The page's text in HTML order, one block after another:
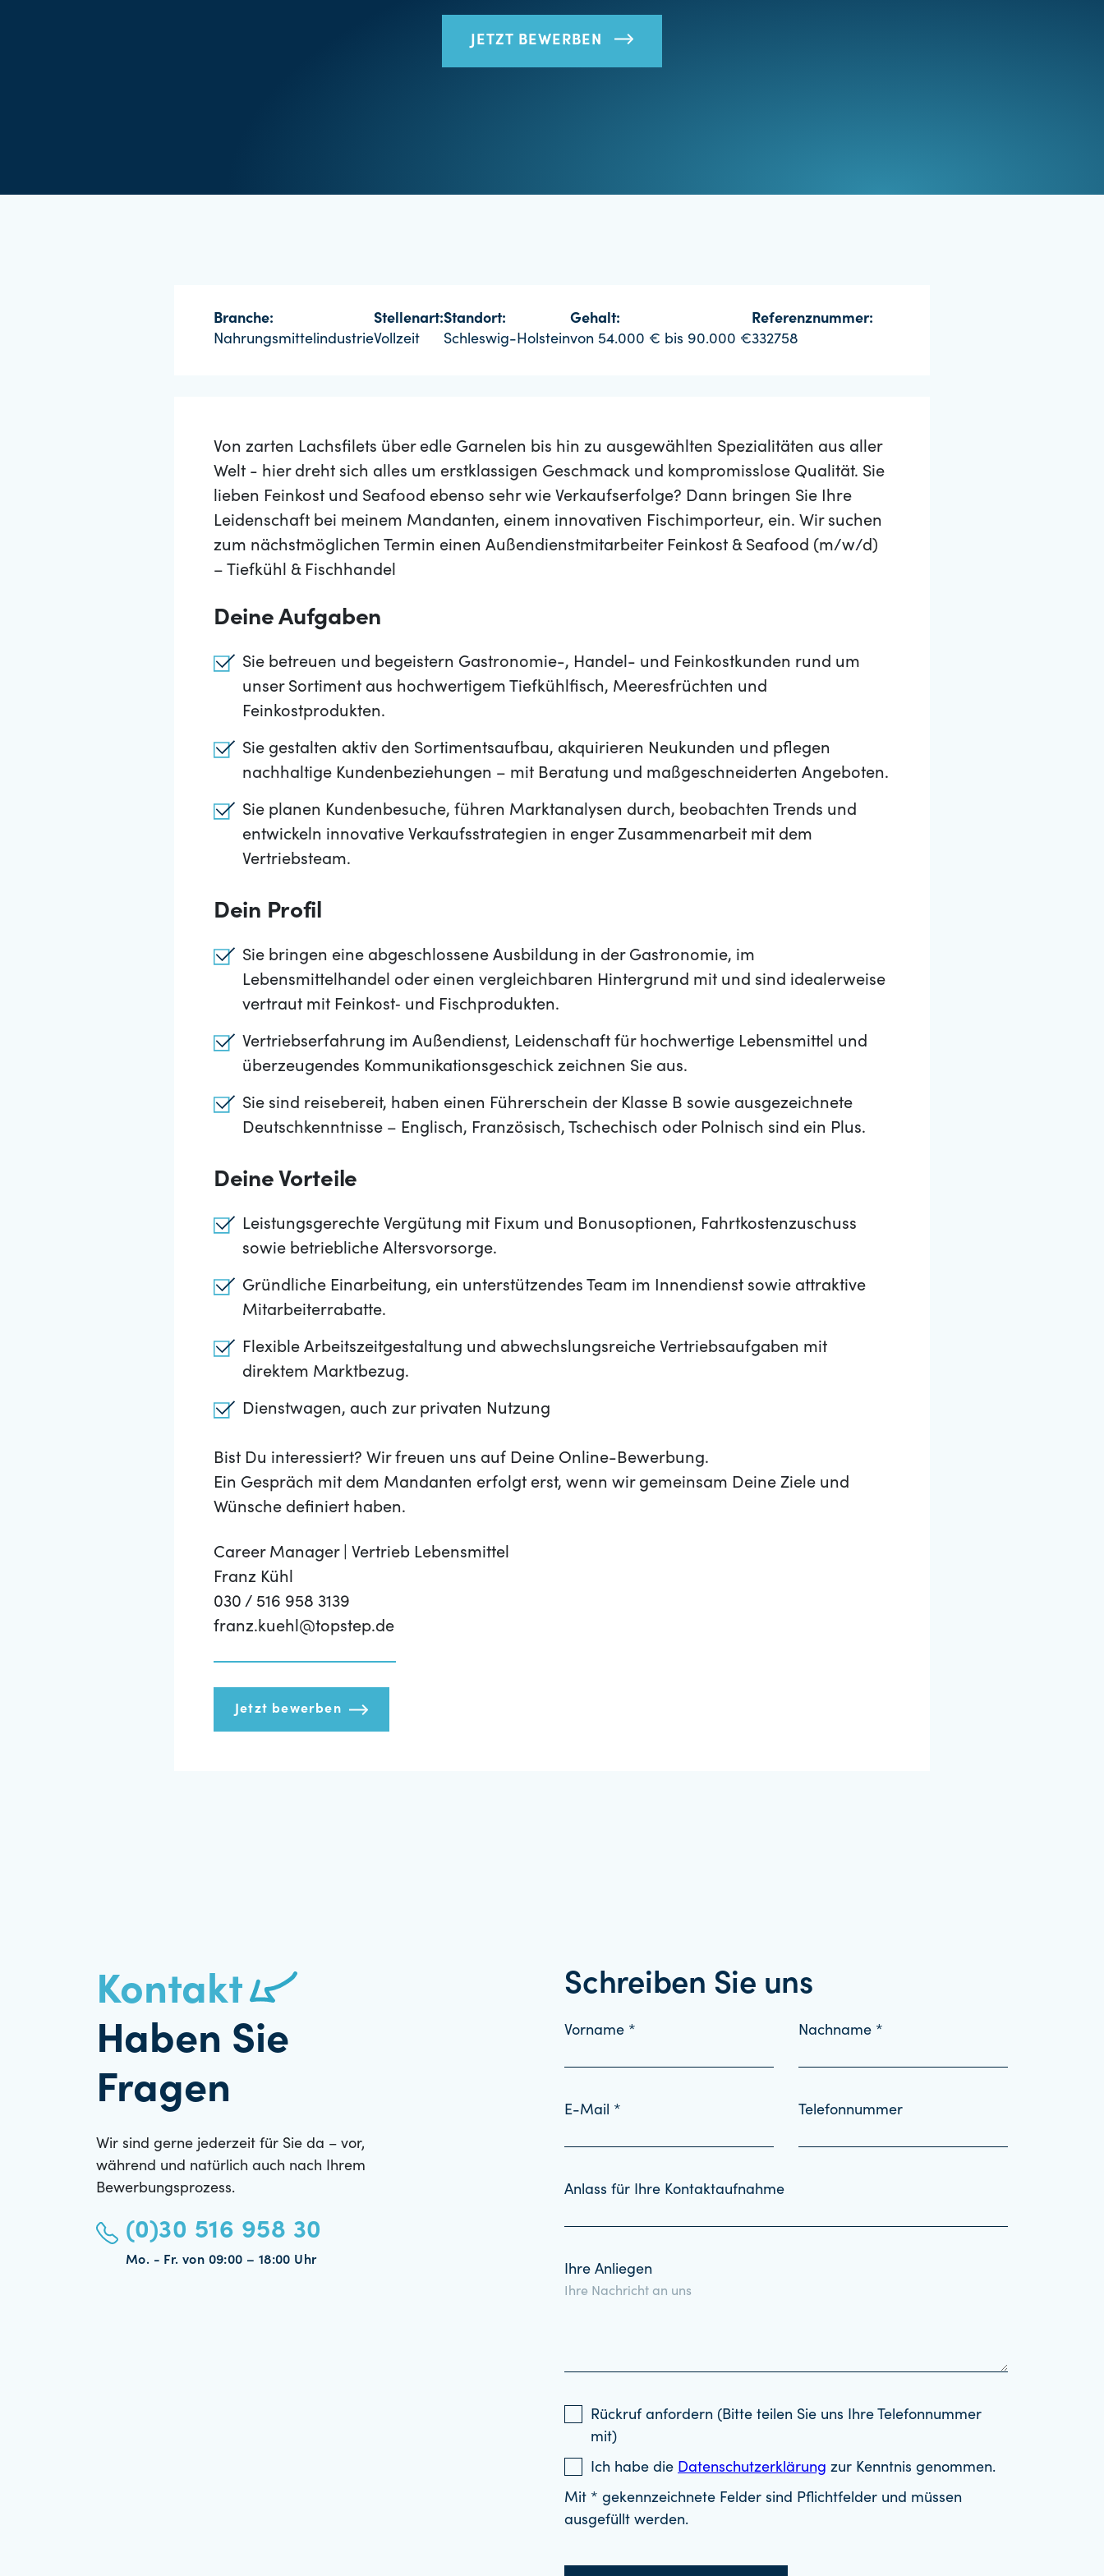
JETZT BEWERBEN
Branche:
Nahrungsmittelindustrie
Stellenart:
Vollzeit
Standort:
Schleswig-Holstein
Gehalt:
von 54.000 € bis 90.000 €
Referenznummer:
332758
Von zarten Lachsfilets über edle Garnelen bis hin zu ausgewählten Spezialitäten aus aller
Welt - hier dreht sich alles um erstklassigen Geschmack und kompromisslose Qualität. Sie
lieben Feinkost und Seafood ebenso sehr wie Verkaufserfolge? Dann bringen Sie Ihre
Leidenschaft bei meinem Mandanten, einem innovativen Fischimporteur, ein. Wir suchen
zum nächstmöglichen Termin einen Außendienstmitarbeiter Feinkost & Seafood (m/w/d)
– Tiefkühl & Fischhandel
Deine Aufgaben
Sie betreuen und begeistern Gastronomie-, Handel- und Feinkostkunden rund um
unser Sortiment aus hochwertigem Tiefkühlfisch, Meeresfrüchten und
Feinkostprodukten.
Sie gestalten aktiv den Sortimentsaufbau, akquirieren Neukunden und pflegen
nachhaltige Kundenbeziehungen – mit Beratung und maßgeschneiderten Angeboten.
Sie planen Kundenbesuche, führen Marktanalysen durch, beobachten Trends und
entwickeln innovative Verkaufsstrategien in enger Zusammenarbeit mit dem
Vertriebsteam.
Dein Profil
Sie bringen eine abgeschlossene Ausbildung in der Gastronomie, im
Lebensmittelhandel oder einen vergleichbaren Hintergrund mit und sind idealerweise
vertraut mit Feinkost‑ und Fischprodukten.
Vertriebserfahrung im Außendienst, Leidenschaft für hochwertige Lebensmittel und
überzeugendes Kommunikationsgeschick zeichnen Sie aus.
Sie sind reisebereit, haben einen Führerschein der Klasse B sowie ausgezeichnete
Deutschkenntnisse – Englisch, Französisch, Tschechisch oder Polnisch sind ein Plus.
Deine Vorteile
Leistungsgerechte Vergütung mit Fixum und Bonusoptionen, Fahrtkostenzuschuss
sowie betriebliche Altersvorsorge.
Gründliche Einarbeitung, ein unterstützendes Team im Innendienst sowie attraktive
Mitarbeiterrabatte.
Flexible Arbeitszeitgestaltung und abwechslungsreiche Vertriebsaufgaben mit
direktem Marktbezug.
Dienstwagen, auch zur privaten Nutzung
Bist Du interessiert? Wir freuen uns auf Deine Online-Bewerbung.
Ein Gespräch mit dem Mandanten erfolgt erst, wenn wir gemeinsam Deine Ziele und
Wünsche definiert haben.
Career Manager | Vertrieb Lebensmittel
Franz Kühl
030 / 516 958 3139
franz.kuehl@topstep.de
Jetzt bewerben
Kontakt
Haben Sie
Fragen
Wir sind gerne jederzeit für Sie da – vor,
während und natürlich auch nach Ihrem
Bewerbungsprozess.
(0)30 516 958 30
Mo. - Fr. von 09:00 – 18:00 Uhr
Schreiben Sie uns
Vorname * Nachname *
E-Mail * Telefonnummer
Anlass für Ihre Kontaktaufnahme
Ihre Anliegen
Rückruf anfordern (Bitte teilen Sie uns Ihre Telefonnummer
mit)
Ich habe die Datenschutzerklärung zur Kenntnis genommen.
Mit * gekennzeichnete Felder sind Pflichtfelder und müssen
ausgefüllt werden.